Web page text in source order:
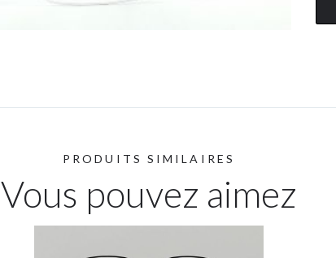
PRODUITS SIMILAIRES
Vous pouvez aimez